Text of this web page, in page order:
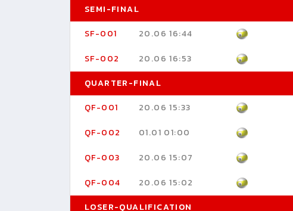
SEMI-FINAL
SF-001
20.06 16:44
SF-002 20.06 16:53
QUARTER-FINAL
QF-001
20.06 15:33
QF-002 01.01 01:00
QF-003 20.06 15:07
QF-004 20.06 15:02
LOSER-QUALIFICATION